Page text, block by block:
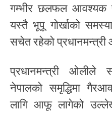
गम्भीर छलफल आवश्यक
यस्तै भूपू गोर्खाको
सचेत रहेको
प्रधानमन्त्री ओलीले
नेपालको समृद्धिमा
लागि आफू लागेको